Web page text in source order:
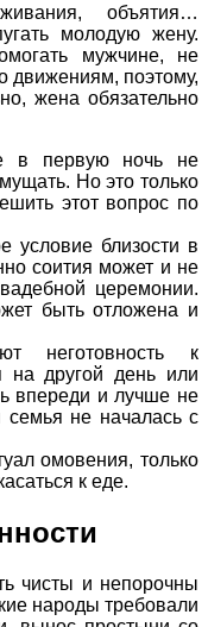
объятия…
молодую жену.
мужчине, не
движениям, поэтому,
жена обязательно
в первую ночь не
Но это только
этот вопрос по
условие близости в
соития может и не
церемонии.
быть отложена и
неготовность к
на другой день или
впереди и лучше не
семья не началась с
омовения, только
к еде.
чисты и непорочны
народы требовали